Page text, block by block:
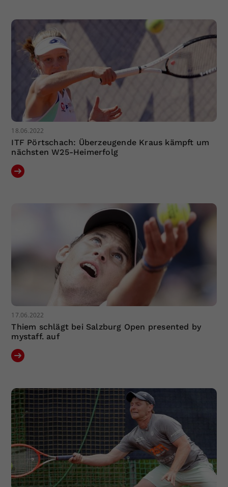
18.06.2022
ITF Pörtschach: Überzeugende Kraus kämpft um
nächsten W25-Heimerfolg
17.06.2022
Thiem schlägt bei Salzburg Open presented by
mystaff. auf
Zweck
Einstellungen. Unter anderem eine
zufällig generierte ID, für die
historische Speicherung Ihrer
vorgenommen Einstellungen, falls der
Webseiten-Betreiber dies eingestellt
hat.